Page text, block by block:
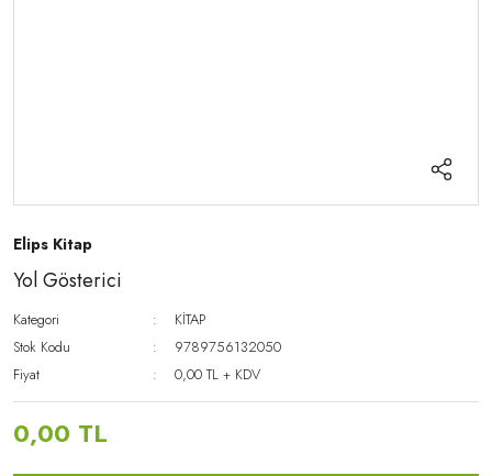
Elips Kitap
Yol Gösterici
Kategori
KİTAP
Stok Kodu
9789756132050
Fiyat
0,00 TL + KDV
0,00 TL